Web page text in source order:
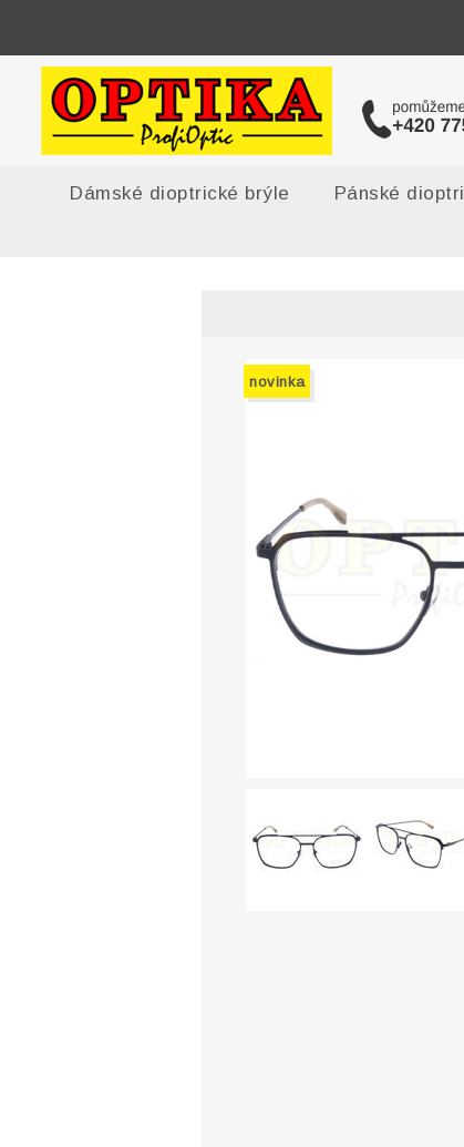
Dámské dioptrické brýle Pánské
novinka